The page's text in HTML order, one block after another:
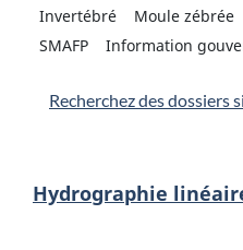
Invertébré
Moule zébrée
SMAFP
Information
Recherchez des dossiers
Hydrographie